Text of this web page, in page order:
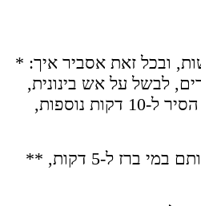
* אומנם לא קשה כל כל לבשל ביצים קשות, ובכל זאת אסביר איך:
לבשל על אש בינונית,
ולהביא לרתיחה. להוריד מהגז, ולכסות הסיר ל-10 דקות נוספות,
** להוציא מהאריזה את האנשובי, ולהשרותם במי ברז ל-5 דקות,